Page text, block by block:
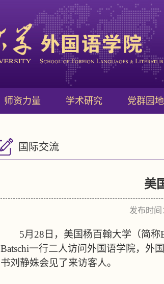
师资力量 学术研究 党群园地
国际交流
美
发布时
5月 28 日，美国杨百翰大学（简称
Batschi一行二人访问外国语学院，外
书刘静姝会见了来访客人。